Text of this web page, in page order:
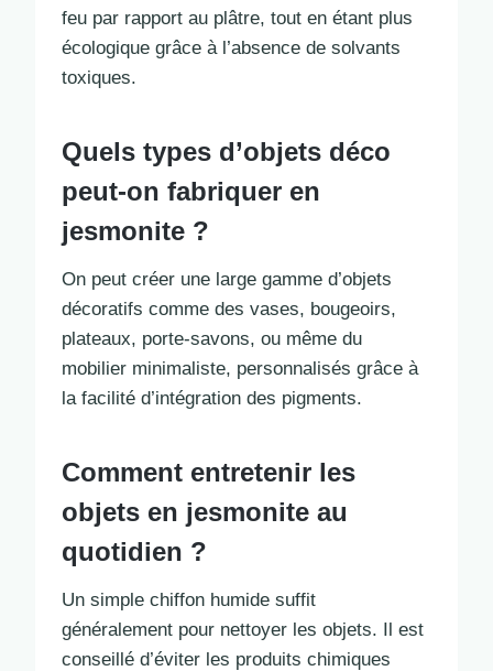
feu par rapport au plâtre, tout en étant plus
écologique grâce à l’absence de solvants
toxiques.
Quels types d’objets déco
peut-on fabriquer en
jesmonite ?
On peut créer une large gamme d’objets
décoratifs comme des vases, bougeoirs,
plateaux, porte-savons, ou même du
mobilier minimaliste, personnalisés grâce à
la facilité d’intégration des pigments.
Comment entretenir les
objets en jesmonite au
quotidien ?
Un simple chiffon humide suffit
généralement pour nettoyer les objets. Il est
conseillé d’éviter les produits chimiques